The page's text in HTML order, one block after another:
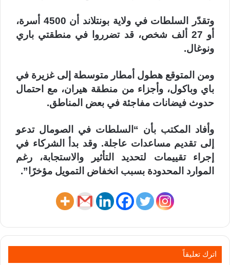
وتقدّر السلطات في ولاية بونتلاند أن 4500 أسرة،
أو 27 ألف شخص، قد تضرروا في منطقتي باري
ونوغال.
ومن المتوقع هطول أمطار متوسطة إلى غزيرة في
باي وباكول، وأجزاء من منطقة هيران، مع احتمال
حدوث فيضانات مفاجئة في بعض المناطق.
وأفاد المكتب بأن “السلطات في الصومال تدعو
إلى تقديم مساعدات عاجلة. وقد بدأ الشركاء في
إجراء تقييمات لتحديد التأثير والاستجابة، رغم
الموارد المحدودة بسبب انخفاض التمويل مؤخرًا”.
اترك تعليقاً